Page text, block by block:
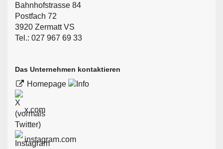
Bahnhofstrasse 84
Postfach 72
3920 Zermatt VS
Tel.: 027 967 69 33
Das Unternehmen kontaktieren
Homepage
x.com
instagram.com